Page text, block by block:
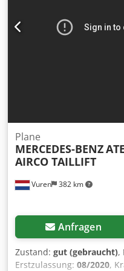
Vuren 382 km
Plane
MERCEDES-BENZ
AIRCO TAILLIFT
Anfragen
Zustand: gut (gebraucht),
Erstzulassung: 08/2020,